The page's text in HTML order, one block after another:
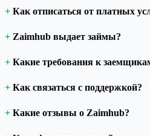
Как отписаться от платных
Zaimhub выдает займы?
Какие требования к
Как связаться с поддержкой?
Какие отзывы о Zaimhub?